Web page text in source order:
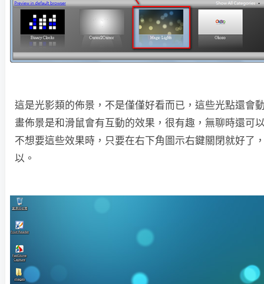
這是光影類的佈景，不是僅僅好看而已，這些光點還會
畫佈景是和滑鼠會有互動的效果，很有趣，無聊時還可
不想要這些效果時，只要在右下角圖示右鍵關閉就好了
以。